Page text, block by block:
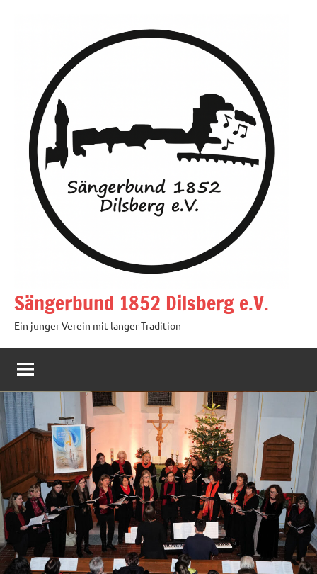
Sängerbund 1852 Dilsberg e.V.
Ein junger Verein mit langer Tradition